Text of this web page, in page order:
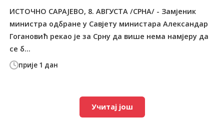
прије 1 дан
ИСТОЧНО САРАЈЕВО, 8. АВГУСТА /СРНА/ - Замјеник
министра одбране у Савјету министара Александар
Гогановић рекао је за Срну да више нема намјеру да
се б...
Учитај још